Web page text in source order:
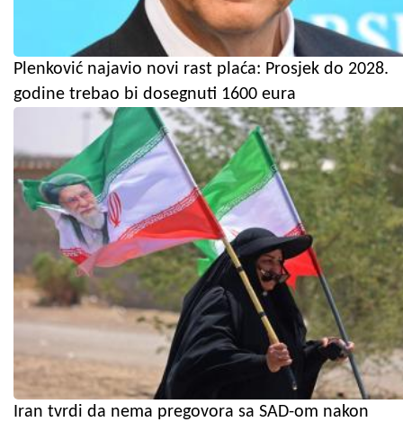
Plenković najavio novi rast plaća: Prosjek do 2028.
godine trebao bi dosegnuti 1600 eura
Iran tvrdi da nema pregovora sa SAD-om nakon